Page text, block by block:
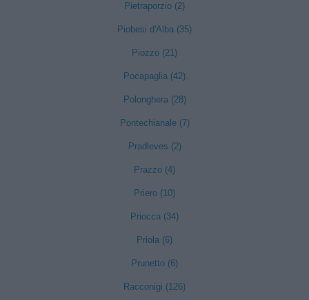
Pietraporzio (2)
Piobesi d'Alba (35)
Piozzo (21)
Pocapaglia (42)
Polonghera (28)
Pontechianale (7)
Pradleves (2)
Prazzo (4)
Priero (10)
Priocca (34)
Priola (6)
Prunetto (6)
Racconigi (126)